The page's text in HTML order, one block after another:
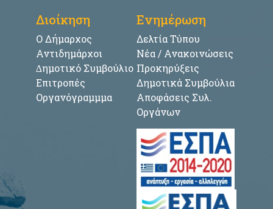
Διοίκηση
Ο Δήμαρχος
Αντιδημάρχοι
∆ημοτικό Συμβούλιο
Επιτροπές
Οργανόγραμμμα
Ενημέρωση
Δελτία Τύπου
Νέα / Ανακοινώσεις
Προκηρύξεις
Δημοτικά Συμβούλια
Αποφάσεις Συλ.
Οργάνων